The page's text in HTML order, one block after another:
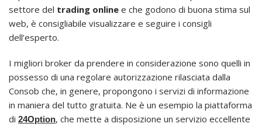
settore del trading online e che godono di buona stima sul
web, è consigliabile visualizzare e seguire i consigli
dell’esperto.
I migliori broker da prendere in considerazione sono quelli in
possesso di una regolare autorizzazione rilasciata dalla
Consob che, in genere, propongono i servizi di informazione
in maniera del tutto gratuita. Ne è un esempio la piattaforma
di 24Option, che mette a disposizione un servizio eccellente